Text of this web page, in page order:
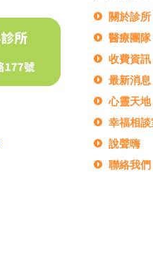
關於診所
醫療團隊
收費資訊
最新消息
心靈天地
幸福相
說聲嗨
聯絡我們